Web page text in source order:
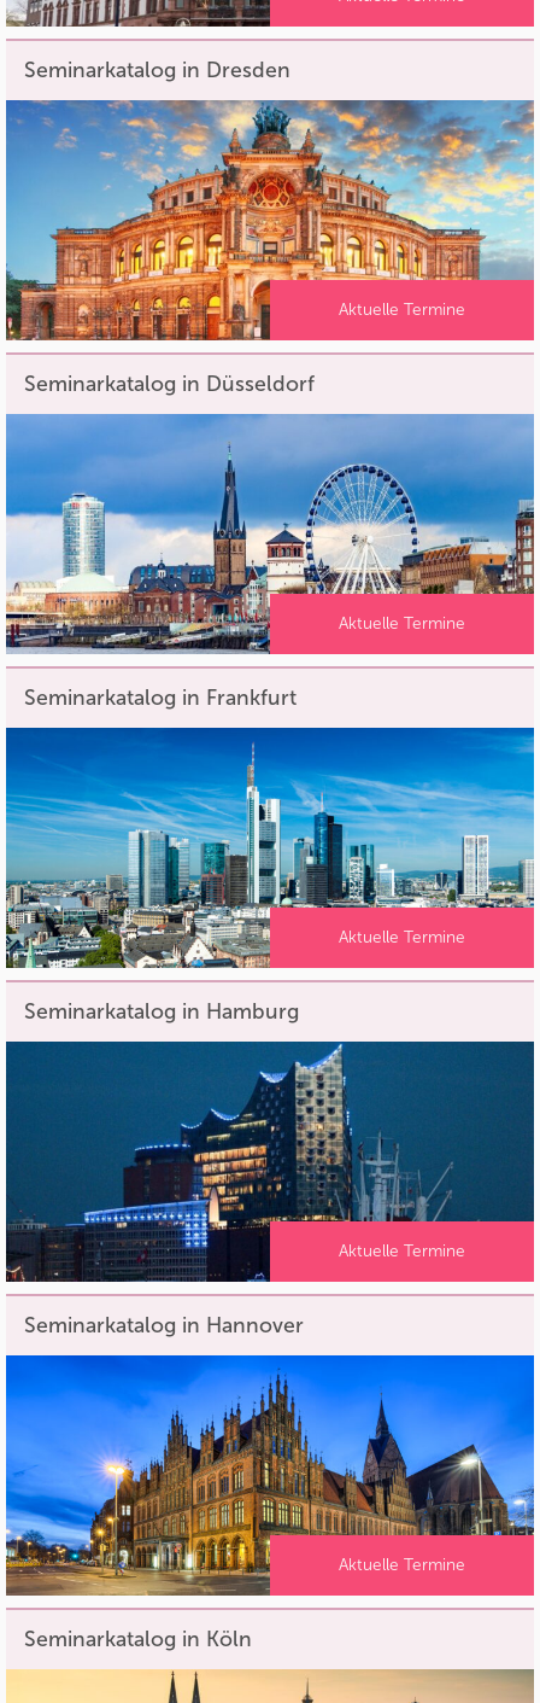
Seminarkatalog in Dresden
Aktuelle Termine
Seminarkatalog in Düsseldorf
Aktuelle Termine
Seminarkatalog in Frankfurt
Aktuelle Termine
Seminarkatalog in Hamburg
Aktuelle Termine
Seminarkatalog in Hannover
Aktuelle Termine
Seminarkatalog in Köln